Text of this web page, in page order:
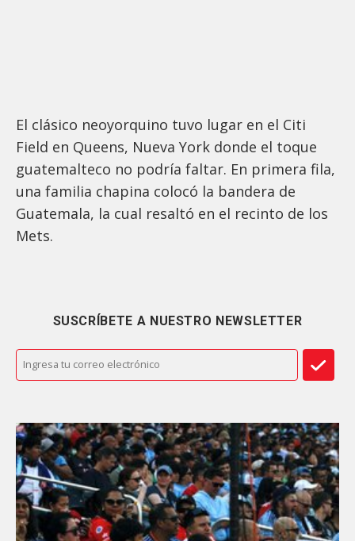
El clásico neoyorquino tuvo lugar en el Citi
Field en Queens, Nueva York donde el toque
guatemalteco no podría faltar. En primera fila,
una familia chapina colocó la bandera de
Guatemala, la cual resaltó en el recinto de los
Mets.
SUSCRÍBETE A NUESTRO NEWSLETTER